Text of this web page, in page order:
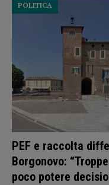
PEF e raccolta
Borgonovo:
poco potere
POLITICA